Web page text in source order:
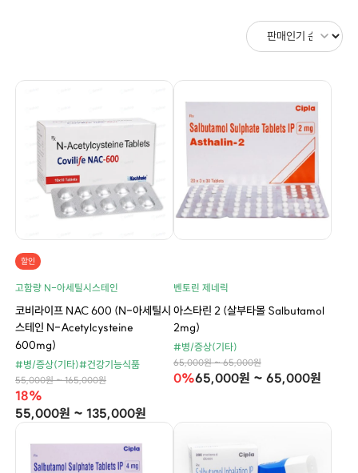
할인
고함량 N-아세틸시스테인
코비라이프 NAC 600 (N-아세틸시
스테인 N-Acetylcysteine
600mg)
#병/증상(기타)#건강기능식품
55,000원 ~ 165,000원
18%
55,000원 ~ 135,000원
벤토린 제네릭
아스타린 2 (살부타몰 Salbutamol
2mg)
#병/증상(기타)
65,000원 ~ 65,000원
0%65,000원 ~ 65,000원